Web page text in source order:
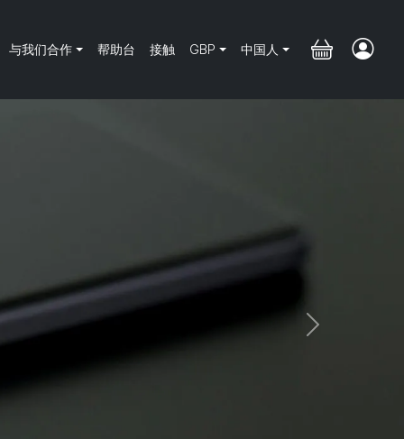
与我们合作 帮助台 接触 GBP 中国人
Next